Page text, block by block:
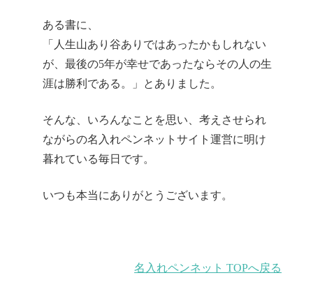
ある書に、
「人生山あり谷ありではあったかもしれない
が、最後の5年が幸せであったならその人の生
涯は勝利である。」とありました。
そんな、いろんなことを思い、考えさせられ
ながらの名入れペンネットサイト運営に明け
暮れている毎日です。
いつも本当にありがとうございます。
名入れペンネット TOPへ戻る